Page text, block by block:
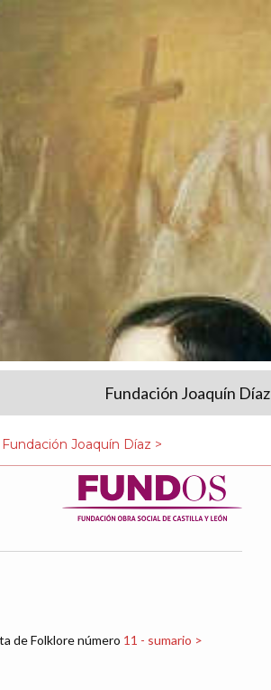
Fundación Joaquín Díaz
Joaquín Díaz >
de Folklore número 11 - sumario >